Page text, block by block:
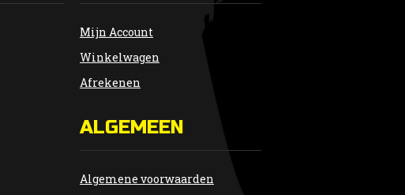
Mijn Account
Winkelwagen
Afrekenen
ALGEMEEN
Algemene voorwaarden